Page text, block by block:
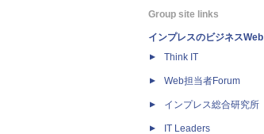
Group site links
インプレスのビジネスWeb
Think IT
Web担当者Forum
インプレス総合研究所
IT Leaders